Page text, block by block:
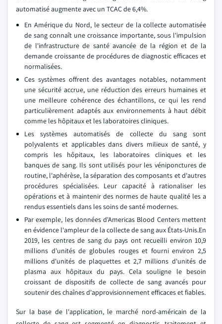
automatisé augmente avec un TCAC de 6,4%.
En Amérique du Nord, le secteur de la collecte automatisée
de sang connaît une croissance importante, sous l'impulsion
de l'infrastructure de santé avancée de la région et de la
demande croissante de procédures de diagnostic efficaces et
normalisées.
Ces systèmes offrent des avantages notables, notamment
une sécurité accrue, une réduction des erreurs humaines et
une meilleure cohérence des échantillons, ce qui les rend
particulièrement adaptés aux environnements à haut débit
comme les hôpitaux et les laboratoires cliniques.
Les systèmes automatisés de collecte du sang sont
polyvalents et applicables dans divers milieux de santé, y
compris les hôpitaux, les laboratoires cliniques et les
banques de sang. Ils sont utilisés pour les véniponctures de
routine, l'aphérèse, la séparation des composants et d'autres
procédures spécialisées. Leur capacité à rationaliser les
opérations et à maintenir des normes de haute qualité les a
rendus essentiels dans les soins de santé modernes.
Par exemple, les données d'Americas Blood Centers mettent
en évidence l'ampleur de la collecte de sang aux États-Unis.En
2019, les centres de sang du pays ont recueilli environ 10,9
millions d'unités de globules rouges et fourni environ 2,5
millions d'unités de plaquettes et 2,7 millions d'unités de
plasma aux hôpitaux du pays. Cela souligne le besoin
croissant de dispositifs de collecte de sang avancés pour
soutenir des chaînes d'approvisionnement efficaces et fiables.
Sur la base de l'application, le marché nord-américain de la